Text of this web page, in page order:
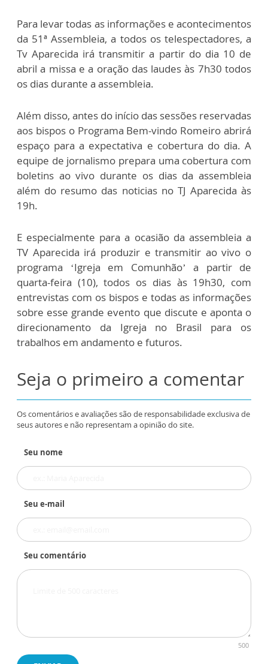
Para levar todas as informações e acontecimentos
da 51ª Assembleia, a todos os telespectadores, a
Tv Aparecida irá transmitir a partir do dia 10 de
abril a missa e a oração das laudes às 7h30 todos
os dias durante a assembleia.
Além disso, antes do início das sessões reservadas
aos bispos o Programa Bem-vindo Romeiro abrirá
espaço para a expectativa e cobertura do dia. A
equipe de jornalismo prepara uma cobertura com
boletins ao vivo durante os dias da assembleia
além do resumo das noticias no TJ Aparecida às
19h.
E especialmente para a ocasião da assembleia a
TV Aparecida irá produzir e transmitir ao vivo o
programa ‘Igreja em Comunhão’ a partir de
quarta-feira (10), todos os dias às 19h30, com
entrevistas com os bispos e todas as informações
sobre esse grande evento que discute e aponta o
direcionamento da Igreja no Brasil para os
trabalhos em andamento e futuros.
Seja o primeiro a comentar
Os comentários e avaliações são de responsabilidade exclusiva de
seus autores e não representam a opinião do site.
Seu nome
Seu e-mail
Seu comentário
500